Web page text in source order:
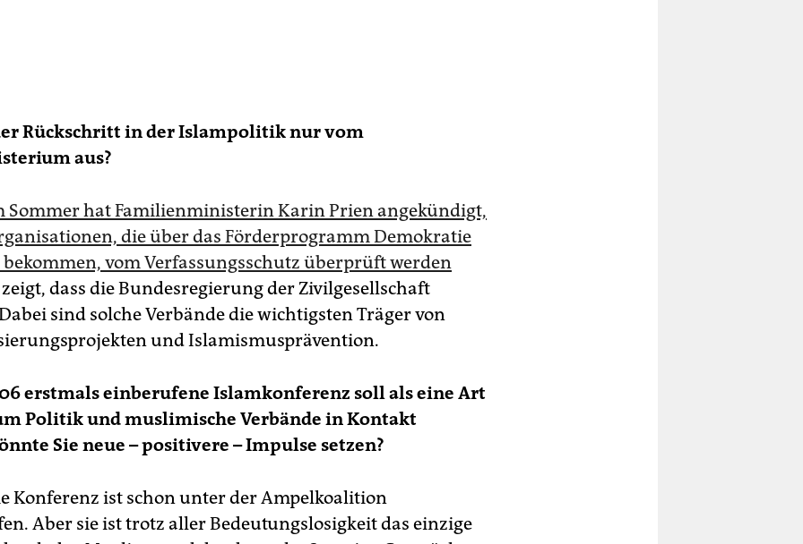
Rückschritt in der Islampolitik nur vom
aus?
Sommer hat Familienministerin Karin Prien angekündigt,
die über das Förderprogramm Demokratie
bekommen, vom Verfassungsschutz überprüft werden
zeigt, dass die Bundesregierung der Zivilgesellschaft
sind solche Verbände die wichtigsten Träger von
und Islamismusprävention.
erstmals einberufene Islamkonferenz soll als eine Art
Politik und muslimische Verbände in Kontakt
Sie neue – positivere – Impulse setzen?
Konferenz ist schon unter der Ampelkoalition
Aber sie ist trotz aller Bedeutungslosigkeit das einzige